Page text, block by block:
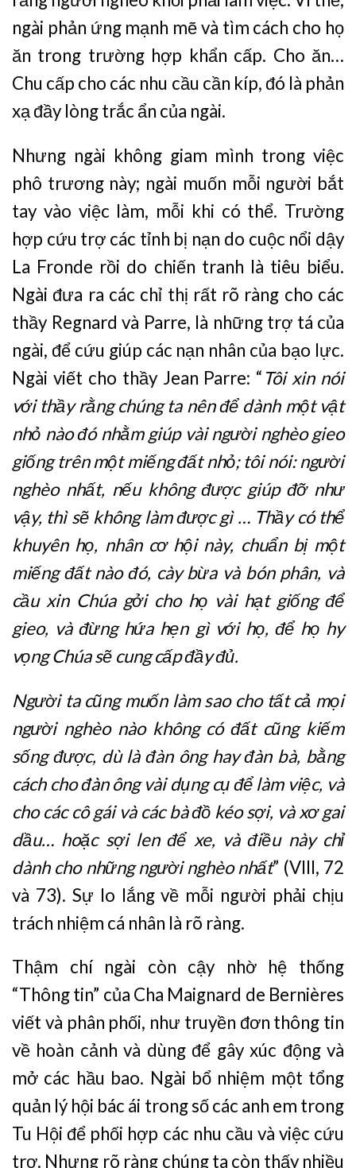
ngài phản ứng mạnh mẽ và tìm cách cho họ
ăn trong trường hợp khẩn cấp. Cho ăn…
Chu cấp cho các nhu cầu cần kíp, đó là phản
xạ đầy lòng trắc ẩn của ngài.
Nhưng ngài không giam mình trong việc
phô trương này; ngài muốn mỗi người bắt
tay vào việc làm, mỗi khi có thể. Trường
hợp cứu trợ các tỉnh bị nạn do cuộc nổi dậy
La Fronde rồi do chiến tranh là tiêu biểu.
Ngài đưa ra các chỉ thị rất rõ ràng cho các
thầy Regnard và Parre, là những trợ tá của
ngài, để cứu giúp các nạn nhân của bạo lực.
Ngài viết cho thầy Jean Parre: “ Tôi xin nói
với thầy rằng chúng ta nên để dành một vật
nhỏ nào đó nhằm giúp vài người nghèo gieo
giống trên một miếng đất nhỏ; tôi nói: người
nghèo nhất, nếu không được giúp đỡ như
vậy, thì sẽ không làm được gì … Thầy có thể
khuyên họ, nhân cơ hội này, chuẩn bị một
miếng đất nào đó, cày bừa và bón phân, và
cầu xin Chúa gởi cho họ vài hạt giống để
gieo, và đừng hứa hẹn gì với họ, để họ hy
vọng Chúa sẽ cung cấp đầy đủ.
Người ta cũng muốn làm sao cho tất cả mọi
người nghèo nào không có đất cũng kiếm
sống được, dù là đàn ông hay đàn bà, bằng
cách cho đàn ông vài dụng cụ để làm việc, và
cho các cô gái và các bà đồ kéo sợi, và xơ gai
dầu… hoặc sợi len để xe, và điều này chỉ
dành cho những người nghèo nhất” (VIII, 72
và 73). Sự lo lắng về mỗi người phải chịu
trách nhiệm cá nhân là rõ ràng.
Thậm chí ngài còn cậy nhờ hệ thống
“Thông tin” của Cha Maignard de Bernières
viết và phân phối, như truyền đơn thông tin
về hoàn cảnh và dùng để gây xúc động và
mở các hầu bao. Ngài bổ nhiệm một tổng
quản lý hội bác ái trong số các anh em trong
Tu Hội để phối hợp các nhu cầu và việc cứu
trợ. Nhưng rõ ràng chúng ta còn thấy nhiều